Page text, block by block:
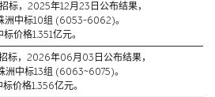
标，2025年12月23日公布结果，
洲中标10组 (6053-6062)。
标价格1.351亿元。
标，2026年06月03日公布结果，
洲中标13组 (6063~6075)。
标价格1.356亿元。